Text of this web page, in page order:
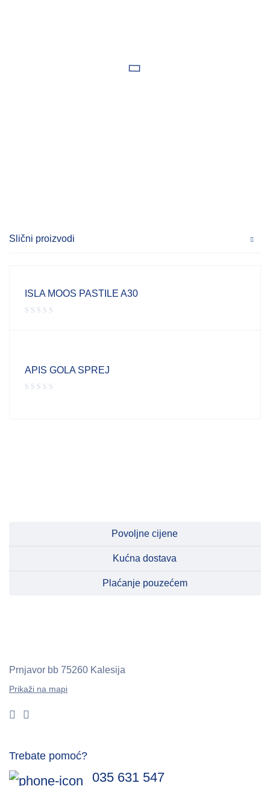
Slični proizvodi
ISLA MOOS PASTILE A30
APIS GOLA SPREJ
Povoljne cijene
Kućna dostava
Plaćanje pouzećem
Prnjavor bb 75260 Kalesija
Prikaži na mapi
Trebate pomoć?
035 631 547